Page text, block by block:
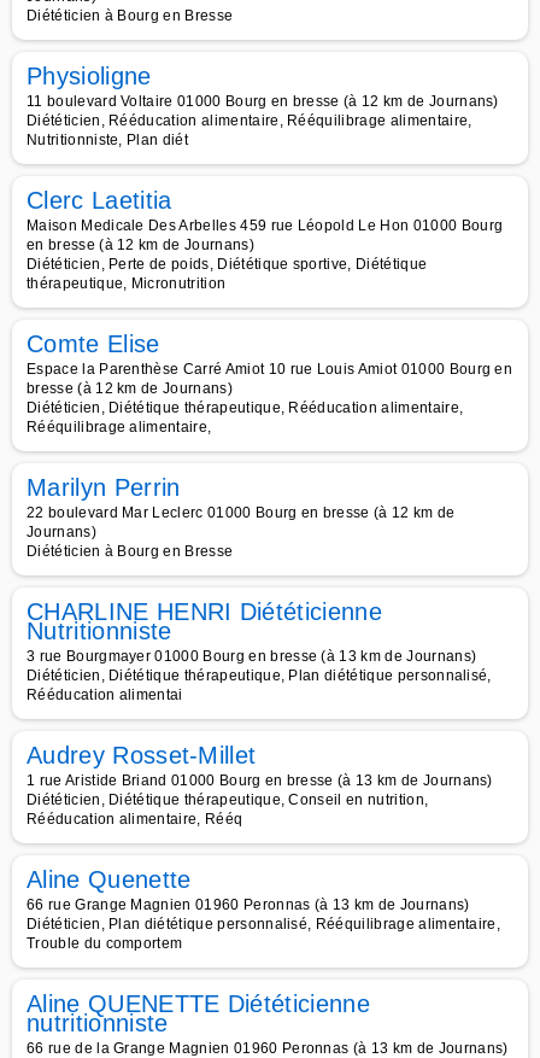
Diététicien à Bourg en Bresse
Physioligne
11 boulevard Voltaire 01000 Bourg en bresse (à 12 km de Journans)
Diététicien, Rééducation alimentaire, Rééquilibrage alimentaire,
Nutritionniste, Plan diét
Clerc Laetitia
Maison Medicale Des Arbelles 459 rue Léopold Le Hon 01000 Bourg
en bresse (à 12 km de Journans)
Diététicien, Perte de poids, Diététique sportive, Diététique
thérapeutique, Micronutrition
Comte Elise
Espace la Parenthèse Carré Amiot 10 rue Louis Amiot 01000 Bourg en
bresse (à 12 km de Journans)
Diététicien, Diététique thérapeutique, Rééducation alimentaire,
Rééquilibrage alimentaire,
Marilyn Perrin
22 boulevard Mar Leclerc 01000 Bourg en bresse (à 12 km de
Journans)
Diététicien à Bourg en Bresse
CHARLINE HENRI Diététicienne
Nutritionniste
3 rue Bourgmayer 01000 Bourg en bresse (à 13 km de Journans)
Diététicien, Diététique thérapeutique, Plan diététique personnalisé,
Rééducation alimentai
Audrey Rosset-Millet
1 rue Aristide Briand 01000 Bourg en bresse (à 13 km de Journans)
Diététicien, Diététique thérapeutique, Conseil en nutrition,
Rééducation alimentaire, Rééq
Aline Quenette
66 rue Grange Magnien 01960 Peronnas (à 13 km de Journans)
Diététicien, Plan diététique personnalisé, Rééquilibrage alimentaire,
Trouble du comportem
Aline QUENETTE Diététicienne
nutritionniste
66 rue de la Grange Magnien 01960 Peronnas (à 13 km de Journans)